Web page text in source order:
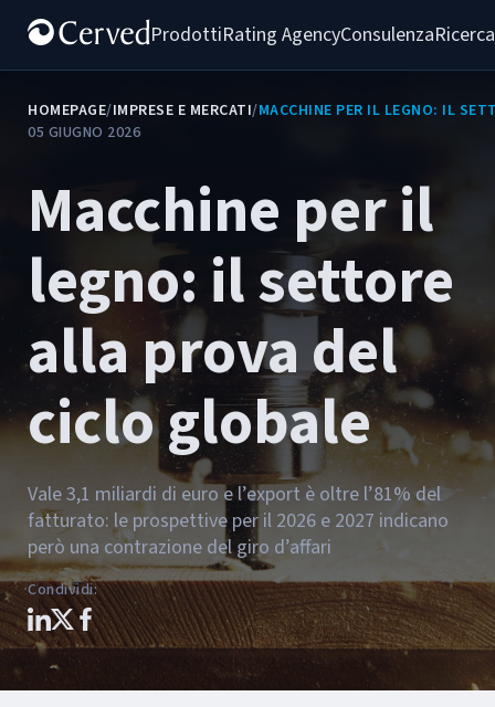
ProdottiRating AgencyConsulenza
HOMEPAGE/IMPRESE E MERCATI/MACCHINE PER IL LEGNO: IL
05 GIUGNO 2026
Macchine per il
legno: il settore
alla prova del
ciclo globale
Vale 3,1 miliardi di euro e l’export è oltre l’81% del
fatturato: le prospettive per il 2026 e 2027 indicano
però una contrazione del giro d’affari
Condividi: